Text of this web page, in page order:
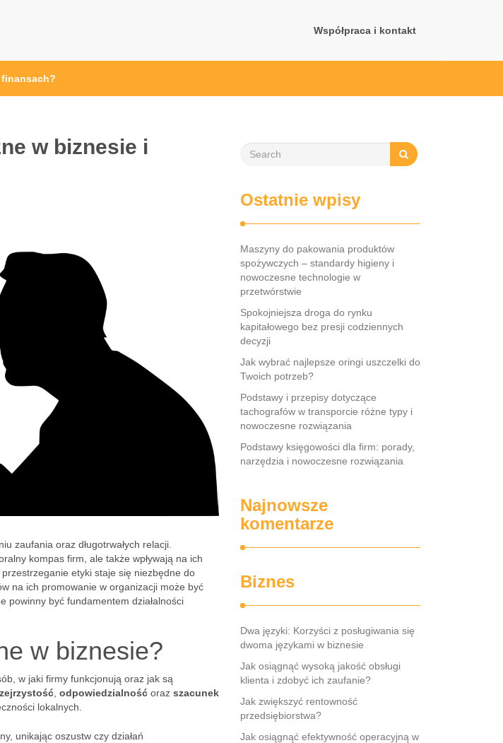
Współpraca i kontakt
w biznesie i
zaufania oraz długotrwałych relacji.
kompas firm, ale także wpływają na ich
etyki staje się niezbędne do
na ich promowanie w organizacji może być
powinny być fundamentem działalności
w biznesie?
w jaki firmy funkcjonują oraz jak są
odpowiedzialność oraz szacunek
lokalnych.
unikając oszustw czy działań
Ostatnie wpisy
Maszyny do pakowania produktów
spożywczych – standardy higieny i
nowoczesne technologie w
przetwórstwie
Spokojniejsza droga do rynku
kapitałowego bez presji codziennych
decyzji
Jak wybrać najlepsze oringi uszczelki do
Twoich potrzeb?
Podstawy i przepisy dotyczące
tachografów w transporcie różne typy i
nowoczesne rozwiązania
Podstawy księgowości dla firm: porady,
narzędzia i nowoczesne rozwiązania
Najnowsze
komentarze
Biznes
Dwa języki: Korzyści z posługiwania się
dwoma językami w biznesie
Jak osiągnąć wysoką jakość obsługi
klienta i zdobyć ich zaufanie?
Jak zwiększyć rentowność
przedsiębiorstwa?
Jak osiągnąć efektywność operacyjną w